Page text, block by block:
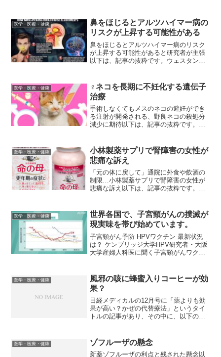
医学・医療・健康
鼻をほじるとアルツハイマー病の
リスクが上昇する可能性がある
鼻をほじるとアルツハイマー病のリスク
が上昇する可能性があると研究者が主張
以下は、記事の抜粋です。ウェスタンシ
高める可能性があるとして、指先に付着
したバクテリアやウイルス...
医学・医療・健康
♀ネコを長期に不妊化する遺伝子
治療
手術しなくてもメスのネコの避妊ができ
る注射が開発される、野良ネコの殺処分
減少に期待以下は、記事の抜粋です。望
射するという、従来の不妊手術に代わる
方法をマサチューセッツ...
医学・医療・健康
小林製薬サプリで腎障害の女性が
悲痛な訴え
「元の体に戻して」通院に外食や飲酒の
制限…小林製薬サプリで腎障害の女性が
悲痛な訴え以下は、記事の抜粋です。小
ていない。サプリ摂取をやめても腎機能
が改善せず、現在も通院を...
医学・医療・健康
世界各国で、子宮頸がんの撲滅が
現実味を帯び始めています。
子宮頸がん予防 HPVワクチン 最新状況
は？ ケンブリッジ大学HPV研究者・大阪
大学産婦人科医に聞く子宮頸がんワクチ
回も紹介します。世界各国で、子宮頸が
んの撲滅が現実味...
医学・医療・健康
風邪の咳に蜂蜜入りコーヒーが効
果？
日経メディカルの12月号に「薬よりも効
果が高い？かぜの代替療法」というタイ
トルの記事があり、その中に、以下の様
ドやグアイフェネシンを含む去痰薬より
も咳嗽を軽減させてい...
医学・医療・健康 ゾフルーザの懸念
新薬ゾフルーザの利点と残された懸念以